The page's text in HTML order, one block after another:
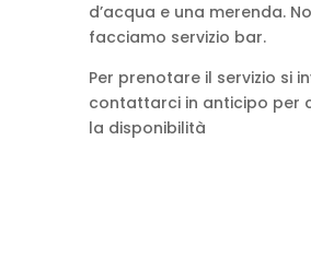
d’acqua e una merenda.
facciamo servizio bar.
Per prenotare il servizio si
contattarci in anticipo per
la disponibilità